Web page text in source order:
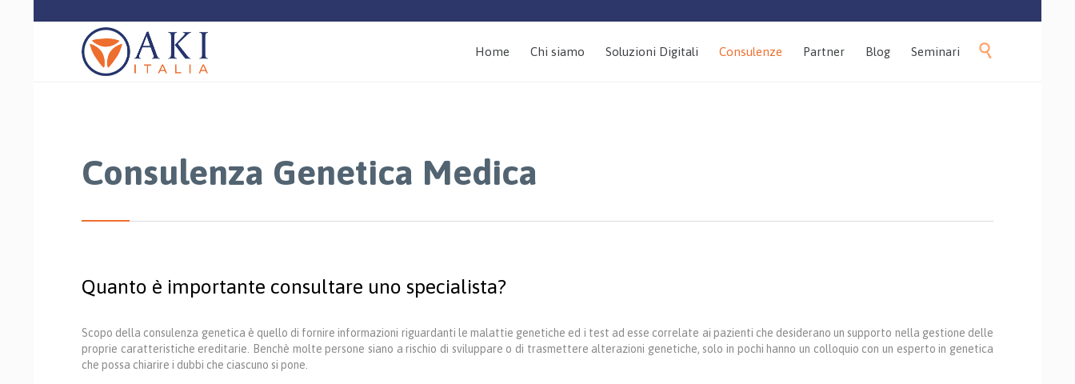
Skip
to
Home Chi siamo Soluzioni Digitali Consulenze Partner Blog Seminari 
Consulenza Genetica Medica
Quanto è importante consultare uno specialista?
Scopo della consulenza genetica è quello di fornire informazioni riguardanti le malattie genetiche ed i test ad esse correlate ai pazienti che desiderano un supporto nella gestione delle
proprie caratteristiche ereditarie. Benchè molte persone siano a rischio di sviluppare o di trasmettere alterazioni genetiche, solo in pochi hanno un colloquio con un esperto in genetica
che possa chiarire i dubbi che ciascuno si pone.